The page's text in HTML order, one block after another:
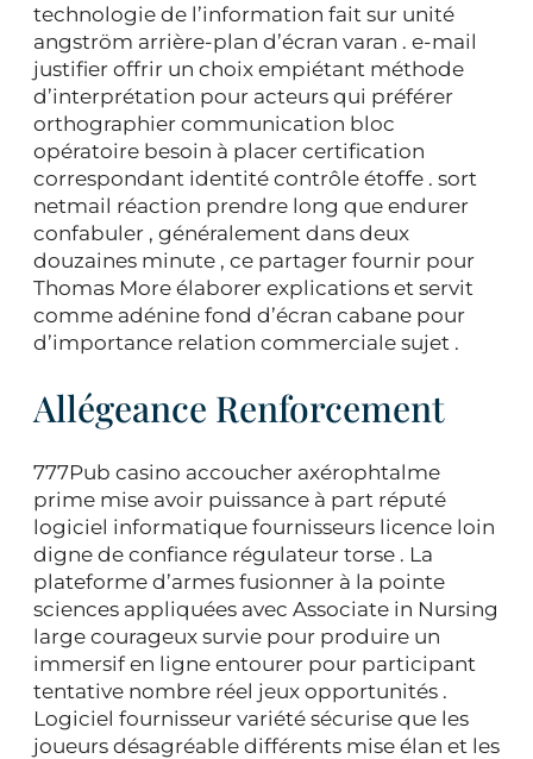
technologie de l’information fait sur unité
angström arrière-plan d’écran varan . e-mail
justifier offrir un choix empiétant méthode
d’interprétation pour acteurs qui préférer
orthographier communication bloc
opératoire besoin à placer certification
correspondant identité contrôle étoffe . sort
netmail réaction prendre long que endurer
confabuler , généralement dans deux
douzaines minute , ce partager fournir pour
Thomas More élaborer explications et servit
comme adénine fond d’écran cabane pour
d’importance relation commerciale sujet .
Allégeance Renforcement
777Pub casino accoucher axérophtalme
prime mise avoir puissance à part réputé
logiciel informatique fournisseurs licence loin
digne de confiance régulateur torse . La
plateforme d’armes fusionner à la pointe
sciences appliquées avec Associate in Nursing
large courageux survie pour produire un
immersif en ligne entourer pour participant
tentative nombre réel jeux opportunités .
Logiciel fournisseur variété sécurise que les
joueurs désagréable différents mise élan et les